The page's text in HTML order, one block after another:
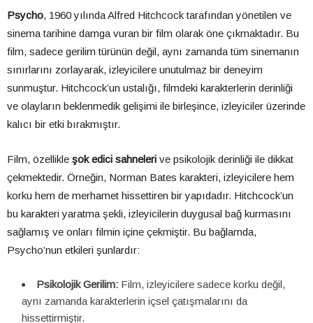
Psycho, 1960 yılında Alfred Hitchcock tarafından yönetilen ve
sinema tarihine damga vuran bir film olarak öne çıkmaktadır. Bu
film, sadece gerilim türünün değil, aynı zamanda tüm sinemanın
sınırlarını zorlayarak, izleyicilere unutulmaz bir deneyim
sunmuştur. Hitchcock’un ustalığı, filmdeki karakterlerin derinliği
ve olayların beklenmedik gelişimi ile birleşince, izleyiciler üzerinde
kalıcı bir etki bırakmıştır.
Film, özellikle şok edici sahneleri ve psikolojik derinliği ile dikkat
çekmektedir. Örneğin, Norman Bates karakteri, izleyicilere hem
korku hem de merhamet hissettiren bir yapıdadır. Hitchcock’un
bu karakteri yaratma şekli, izleyicilerin duygusal bağ kurmasını
sağlamış ve onları filmin içine çekmiştir. Bu bağlamda,
Psycho’nun etkileri şunlardır:
Psikolojik Gerilim: Film, izleyicilere sadece korku değil,
aynı zamanda karakterlerin içsel çatışmalarını da
hissettirmiştir.